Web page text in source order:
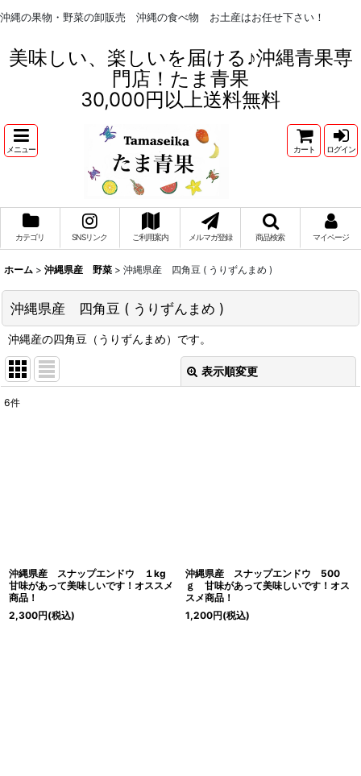
沖縄の果物・野菜の卸販売 沖縄の食べ物 お土産はお任せ下さい！
美味しい、楽しいを届ける♪沖縄青果専
門店！たま青果
30,000円以上送料無料
メニュー カート ログイン
カテゴリ SNSリンク ご利用案内 メルマガ登録 商品検索 マイページ
ホーム > 沖縄県産 野菜 > 沖縄県産 四角豆 ( うりずんまめ )
沖縄県産 四角豆 ( うりずんまめ )
沖縄産の四角豆（うりずんまめ）です。
表示順変更
6件
沖縄県産 スナップエンドウ １kg
甘味があって美味しいです！オススメ
商品！
2,300円(税込)
沖縄県産 スナップエンドウ 500
ｇ 甘味があって美味しいです！オス
スメ商品！
1,200円(税込)